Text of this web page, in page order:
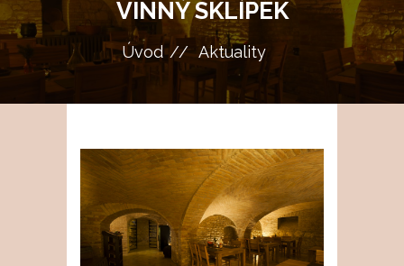
VINNÝ SKLÍPEK
Úvod Aktuality